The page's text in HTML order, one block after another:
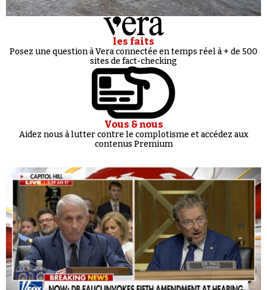
les faits
Posez une question à Vera connectée en temps réel à + de 500
sites de fact-checking
Vous & nous
Aidez nous à lutter contre le complotisme et accédez aux
contenus Premium